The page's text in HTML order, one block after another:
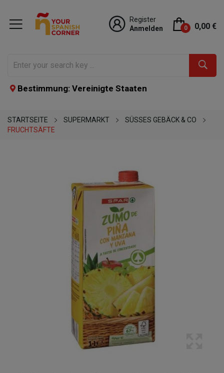
Register
Anmelden
0 0,00 €
Bestimmung: Vereinigte Staaten
STARTSEITE SUPERMARKT
SÜSSES GEBÄCK & CO
FRUCHTSÄFTE